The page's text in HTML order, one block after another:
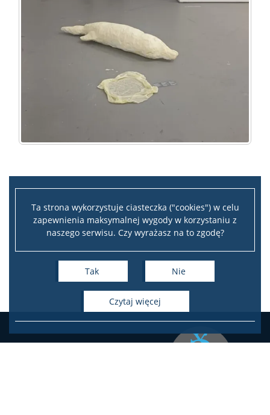
Ta strona wykorzystuje ciasteczka ("cookies") w celu
zapewnienia maksymalnej wygody w korzystaniu z
naszego serwisu. Czy wyrażasz na to zgodę?
Tak Nie
czytaj więcej